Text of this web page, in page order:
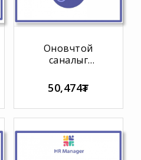
Оновчтой
саналыг
хөтөлбөрийн
журам
50,474₮